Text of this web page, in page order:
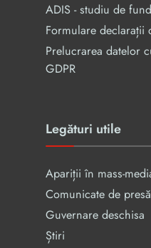
ADIS - studiu de
Formulare declarații
Prelucrarea datelor
GDPR
Legături utile
Apariții în mass-
Comunicate de presă
Guvernare deschisa
Știri